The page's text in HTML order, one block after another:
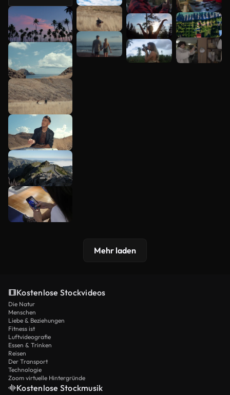
Mehr laden
Kostenlose Stockvideos
Die Natur
Menschen
Liebe & Beziehungen
Fitness ist
Luftvideografie
Essen & Trinken
Reisen
Der Transport
Technologie
Zoom virtuelle Hintergründe
Kostenlose Stockmusik